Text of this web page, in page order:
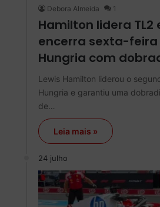
Debora Almeida 1
Hamilton lidera TL2
encerra sexta-feira
Hungria com
Lewis Hamilton liderou o
Hungria e garantiu uma
de…
Leia mais »
24 julho